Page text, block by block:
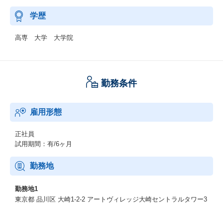
学歴
高専 大学 大学院
勤務条件
雇用形態
正社員
試用期間：有/6ヶ月
勤務地
勤務地1
東京都 品川区 大崎1-2-2 アートヴィレッジ大崎セントラルタワー3